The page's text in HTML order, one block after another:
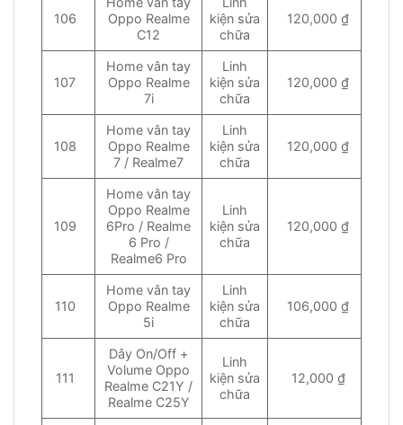
106
Oppo Realme
C12
kiện sửa
chữa
120,000 ₫
107
Home vân tay
Oppo Realme
7i
Linh
kiện sửa
chữa
120,000 ₫
108
Home vân tay
Oppo Realme
7 / Realme7
Linh
kiện sửa
chữa
120,000 ₫
109
Home vân tay
Oppo Realme
6Pro / Realme
6 Pro /
Realme6 Pro
Linh
kiện sửa
chữa
120,000 ₫
110
Home vân tay
Oppo Realme
5i
Linh
kiện sửa
chữa
106,000 ₫
111
Dây On/Off +
Volume Oppo
Realme C21Y /
Realme C25Y
Linh
kiện sửa
chữa
12,000 ₫